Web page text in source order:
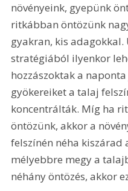
növényeink, gyepünk
ritkábban öntözünk
gyakran, kis
stratégiából ilyenkor
hozzászoktak a
gyökereiket a talaj
koncentrálták. Míg ha
öntözünk, akkor a
felszínén néha kiszárad
mélyebbre megy a
néhány öntözés, akkor